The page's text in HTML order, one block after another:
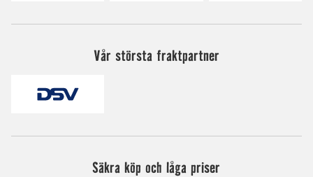
Vår största fraktpartner
Säkra köp och låga priser